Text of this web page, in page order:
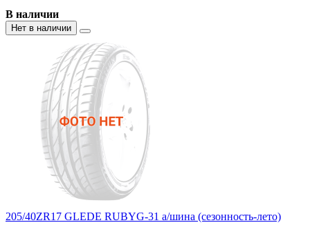
В наличии
Нет в наличии
205/40ZR17 GLEDE RUBYG-31 а/шина (сезонность-лето)